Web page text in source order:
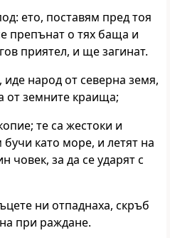
ето, поставям пред тоя
препънат о тях баща и
приятел, и ще загинат.
иде народ от северна земя,
от земните краища;
те са жестоки и
като море, и летят на
човек, за да се ударят с
ни отпаднаха, скръб
при раждане.